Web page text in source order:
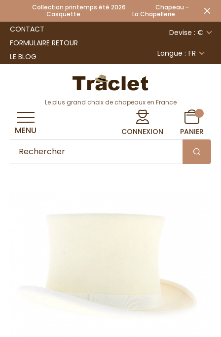
Collection printemps été 2026 Chapeau -
Casquette La Chapellerie
CONTACT
FORMULAIRE RETOUR
LE BLOG
Devise : €
Langue : FR
Le plus grand choix de chapeaux en France
CONNEXION PANIER
MENU